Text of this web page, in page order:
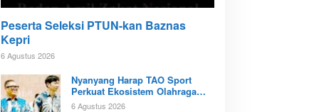
Peserta Seleksi PTUN-kan Baznas
Kepri
6 Agustus 2026
Nyanyang Harap TAO Sport
Perkuat Ekosistem Olahraga
Padel di Kota Batam
6 Agustus 2026